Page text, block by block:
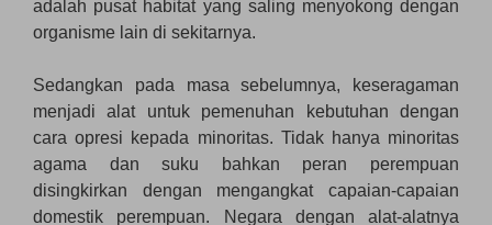
adalah pusat habitat yang saling menyokong dengan
organisme lain di sekitarnya.
Sedangkan pada masa sebelumnya, keseragaman
menjadi alat untuk pemenuhan kebutuhan dengan
cara opresi kepada minoritas. Tidak hanya minoritas
agama dan suku bahkan peran perempuan
disingkirkan dengan mengangkat capaian-capaian
domestik perempuan. Negara dengan alat-alatnya